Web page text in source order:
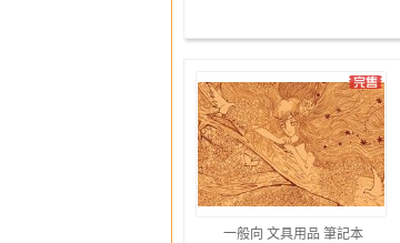
一般向 文具用品 筆記本